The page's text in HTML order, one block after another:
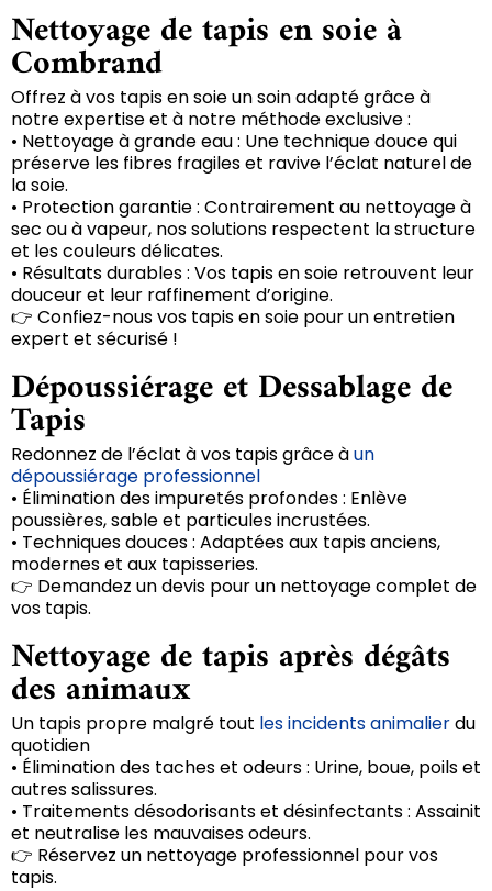
Nettoyage de tapis en soie à
Combrand
Offrez à vos tapis en soie un soin adapté grâce à
notre expertise et à notre méthode exclusive :
• Nettoyage à grande eau : Une technique douce qui
préserve les fibres fragiles et ravive l’éclat naturel de
la soie.
• Protection garantie : Contrairement au nettoyage à
sec ou à vapeur, nos solutions respectent la structure
et les couleurs délicates.
• Résultats durables : Vos tapis en soie retrouvent leur
douceur et leur raffinement d’origine.
👉 Confiez-nous vos tapis en soie pour un entretien
expert et sécurisé !
Dépoussiérage et Dessablage de
Tapis
Redonnez de l’éclat à vos tapis grâce àun
dépoussiérage professionnel
• Élimination des impuretés profondes : Enlève
poussières, sable et particules incrustées.
• Techniques douces : Adaptées aux tapis anciens,
modernes et aux tapisseries.
👉 Demandez un devis pour un nettoyage complet de
vos tapis.
Nettoyage de tapis après dégâts
des animaux
Un tapis propre malgré tout les incidents animalierdu
quotidien
• Élimination des taches et odeurs : Urine, boue, poils et
autres salissures.
• Traitements désodorisants et désinfectants : Assainit
et neutralise les mauvaises odeurs.
👉 Réservez un nettoyage professionnel pour vos
tapis.